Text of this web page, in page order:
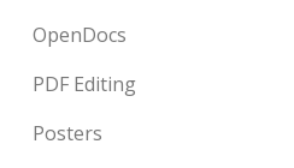
OpenDocs
PDF Editing
Posters